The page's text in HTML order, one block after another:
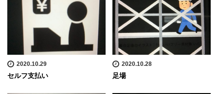
2020.10.29
セルフ支払い
2020.10.28
足場